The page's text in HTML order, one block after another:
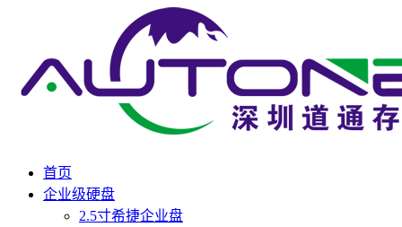
首页
企业级硬盘
2.5寸希捷企业盘